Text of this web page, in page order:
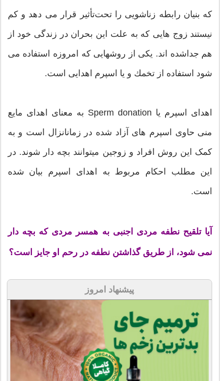
که بنیان رابطه زناشویی را تحت‌تأثیر قرار می دهد و کم
نیستند زوج هایی که به علت این بحران در زندگی خود از
هم جداشده اند. یکی از روشهایی که امروزه استفاده می
شود استفاده از تخمك و یا اسپرم اهدایی است.
اهدای اسپرم یا Sperm donation به معنای اهدای مایع
منی حاوی اسپرم های آزاد شده در زمانانزال است و به
کمک این روش افراد و زوجین میتوانند بچه دار شوند. در
این مطلب احکام مربوط به اهدای اسپرم بیان شده
است.
آیا تلقیح نطفه مردی اجنبی به همسر مردی که بچه‏ دار
نمی ‏شود، از طریق گذاشتن نطفه در رحم او جایز است؟
پیشنهاد امروز